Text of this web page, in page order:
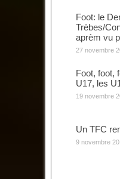
Foot: le
Trèbes/
aprèm vu
27 novembre
Foot, foot,
U17, les
19 novembre
Un TFC
9 novembre